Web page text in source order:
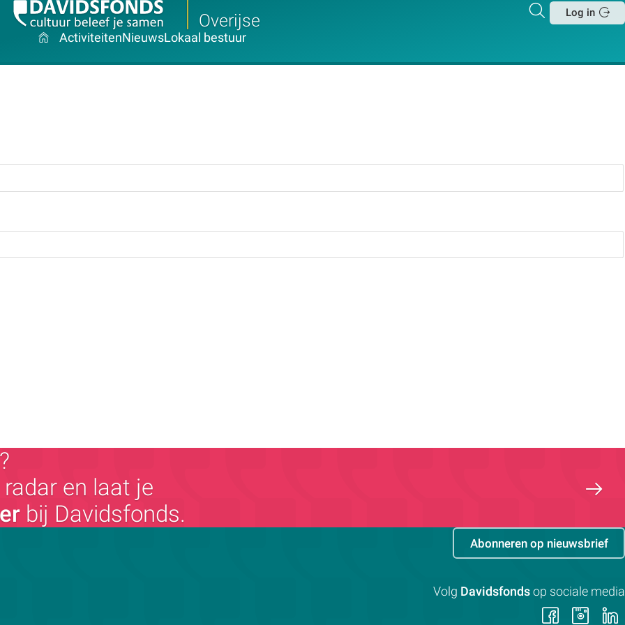
Overijse
Zoeken
Log in
ActiviteitenNieuwsLokaal bestuur
en laat je
bij Davidsfonds.
Abonneren op nieuwsbrief
Volg Davidsfonds op sociale media
Volg